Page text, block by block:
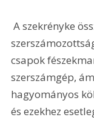
A szekrényke összeállítása különösebb
csapok
szerszámgép,
hagyományos
és ezekhez